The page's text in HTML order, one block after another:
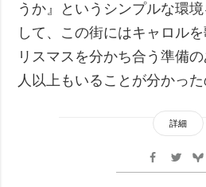
うか』というシンプルな環
して、この街にはキャロル
リスマスを分かち合う準備
人以上もいることが分かった
詳細